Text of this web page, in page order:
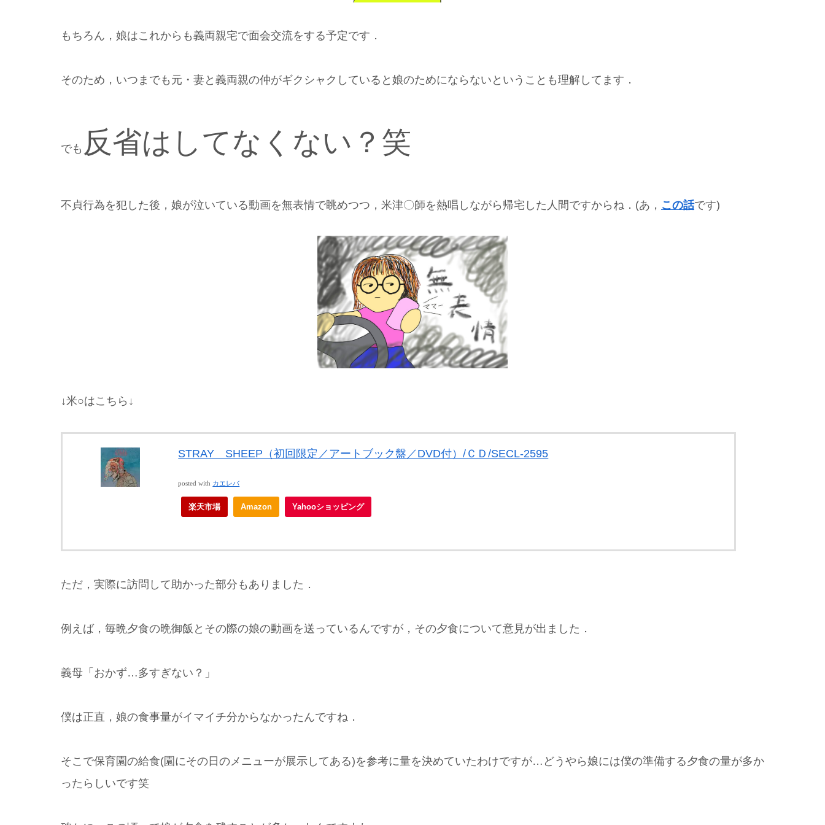
もちろん，娘はこれからも義両親宅で面会交流をする予定です．
そのため，いつまでも元・妻と義両親の仲がギクシャクしていると娘のためにならないということも理解してます．
でも 反省はしてなくない？笑
不貞行為を犯した後，娘が泣いている動画を無表情で眺めつつ，米津〇師を熱唱しながら帰宅した人間ですからね．(あ， この話です)
↓米○はこちら↓
STRAY SHEEP（初回限定／アートブック盤／DVD付）/ＣＤ/SECL-2595
posted with カエレバ
楽天市場 Amazon Yahooショッピング
ただ，実際に訪問して助かった部分もありました．
例えば，毎晩夕食の晩御飯とその際の娘の動画を送っているんですが，その夕食について意見が出ました．
義母「おかず…多すぎない？」
僕は正直，娘の食事量がイマイチ分からなかったんですね．
そこで保育園の給食(園にその日のメニューが展示してある)を参考に量を決めていたわけですが…どうやら娘には僕の準備する夕食の量が多か
ったらしいです笑